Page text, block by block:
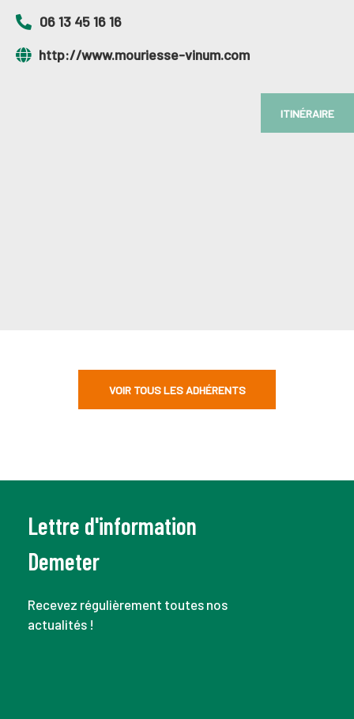
06 13 45 16 16
http://www.mouriesse-vinum.com
ITINÉRAIRE
VOIR TOUS LES ADHÉRENTS
Lettre d'information
Demeter
Recevez régulièrement toutes nos
actualités !